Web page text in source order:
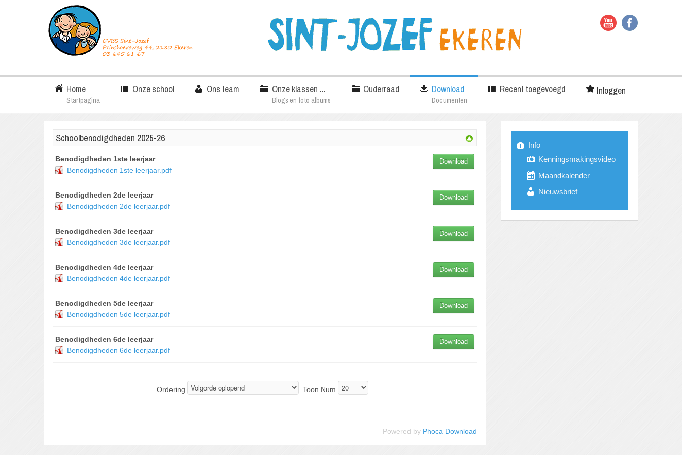
Home
Startpagina
Onze school Ons team Onze klassen ...
Blogs en foto albums
Ouderraad Download
Documenten
Recent toegevoegd Inloggen
Schoolbenodigdheden 2025-26
Benodigdheden 1ste leerjaar
Benodigdheden 1ste leerjaar.pdf
Download
Benodigdheden 2de leerjaar
Benodigdheden 2de leerjaar.pdf
Download
Benodigdheden 3de leerjaar
Benodigdheden 3de leerjaar.pdf
Download
Benodigdheden 4de leerjaar
Benodigdheden 4de leerjaar.pdf
Download
Benodigdheden 5de leerjaar
Benodigdheden 5de leerjaar.pdf
Download
Benodigdheden 6de leerjaar
Benodigdheden 6de leerjaar.pdf
Download
Ordering Toon Num
Powered by Phoca Download
Info
Kenningsmakingsvideo
Maandkalender
Nieuwsbrief